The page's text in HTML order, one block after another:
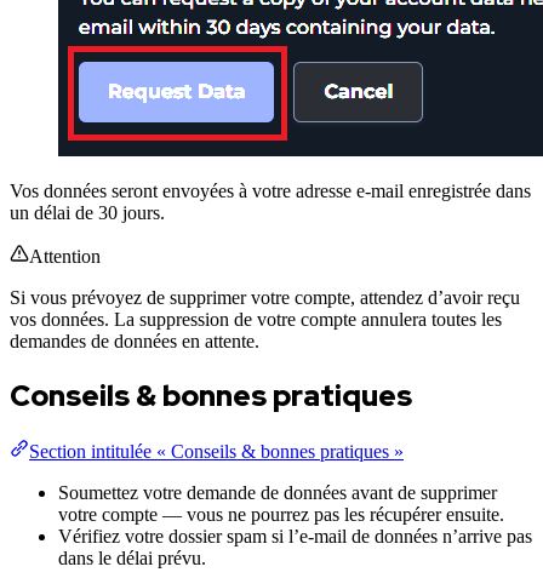
Vos données seront envoyées à votre adresse e-mail enregistrée dans
un délai de 30 jours.
Attention
Si vous prévoyez de supprimer votre compte, attendez d’avoir reçu
vos données. La suppression de votre compte annulera toutes les
demandes de données en attente.
Conseils & bonnes pratiques
Section intitulée « Conseils & bonnes pratiques »
Soumettez votre demande de données avant de supprimer
votre compte — vous ne pourrez pas les récupérer ensuite.
Vérifiez votre dossier spam si l’e-mail de données n’arrive pas
dans le délai prévu.